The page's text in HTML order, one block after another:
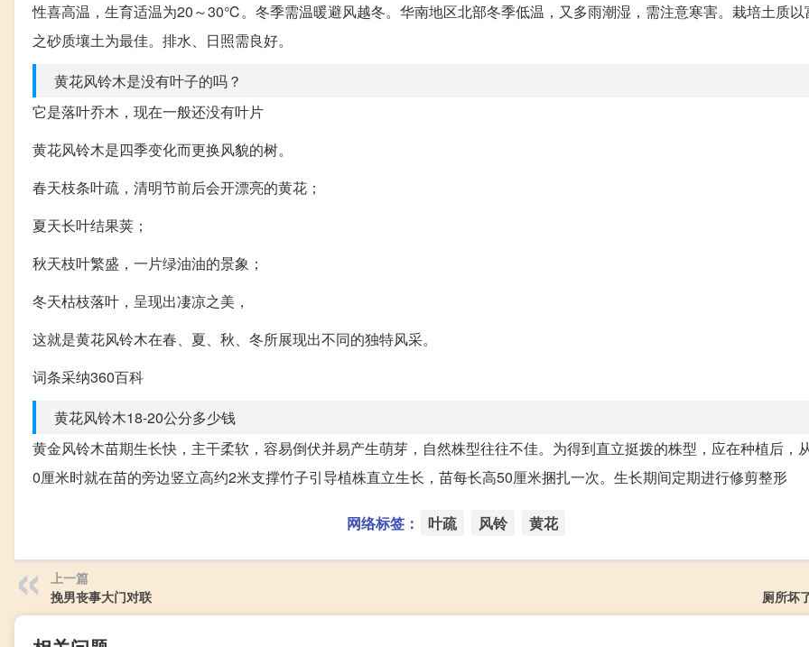
性喜高温，生育适温为20～30℃。冬季需温暖避风越冬。华南地区北部冬季低温，又多雨潮湿，需注意寒害。栽培土质以
之砂质壤土为最佳。排水、日照需良好。
黄花风铃木是没有叶子的吗？
它是落叶乔木，现在一般还没有叶片
黄花风铃木是四季变化而更换风貌的树。
春天枝条叶疏，清明节前后会开漂亮的黄花；
夏天长叶结果荚；
秋天枝叶繁盛，一片绿油油的景象；
冬天枯枝落叶，呈现出凄凉之美，
这就是黄花风铃木在春、夏、秋、冬所展现出不同的独特风采。
词条采纳360百科
黄花风铃木18-20公分多少钱
黄金风铃木苗期生长快，主干柔软，容易倒伏并易产生萌芽，自然株型往往不佳。为得到直立挺拨的株型，应在种植后，
0厘米时就在苗的旁边竖立高约2米支撑竹子引导植株直立生长，苗每长高50厘米捆扎一次。生长期间定期进行修剪整形
网络标签： 叶疏 风铃 黄花
上一篇
挽男丧事大门对联
厕所坏